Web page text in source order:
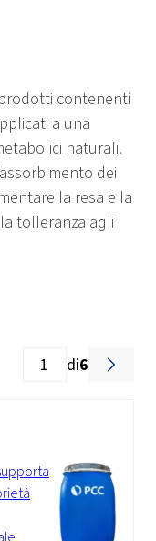
contenenti
a una
naturali.
dei
la resa e la
tolleranza agli
di6